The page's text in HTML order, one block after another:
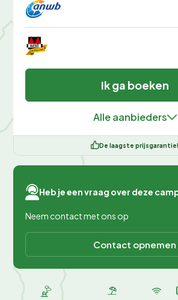
Ik ga boeken
Alle aanbieders
De laagste prijsgarantie!
Heb je een vraag over deze
Neem contact met ons op
Contact opnemen